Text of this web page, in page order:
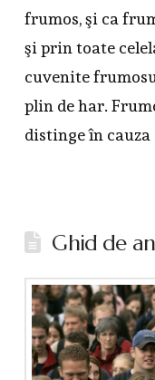
frumos, şi ca
şi prin toate
cuvenite
plin de har.
distinge în cauza
Ghid de